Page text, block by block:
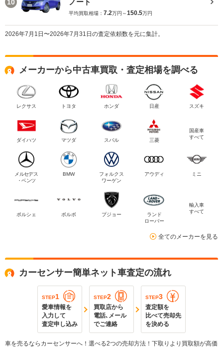
10 ノート
平均買取相場： 7.2万円～150.5万円
2026年7月1日〜2026年7月31日の査定依頼数を元に集計。
メーカーから中古車買取・査定相場を調べる
レクサス トヨタ ホンダ 日産 スズキ
ダイハツ マツダ スバル 三菱
国産車
すべて
メルセデス
・ベンツ
BMW
フォルクス
ワーゲン
アウディ ミニ
ポルシェ ボルボ プジョー
ランド
ローバー
輸入車
すべて
全てのメーカーを見る
カーセンサー簡単ネット車査定の流れ
STEP1
愛車情報を
入力して
査定申し込み
STEP2
買取店から
電話､メール
でご連絡
STEP3
査定額を
比べて売却先
を決める
車を売るならカーセンサーへ！選べる2つの売却方法！下取りより買取額が高価